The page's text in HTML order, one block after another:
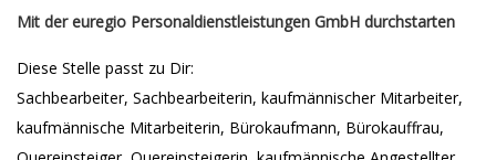
Mit der euregio Personaldienstleistungen GmbH durchstarten
Diese Stelle passt zu Dir:
Sachbearbeiter, Sachbearbeiterin, kaufmännischer Mitarbeiter,
kaufmännische Mitarbeiterin, Bürokaufmann, Bürokauffrau,